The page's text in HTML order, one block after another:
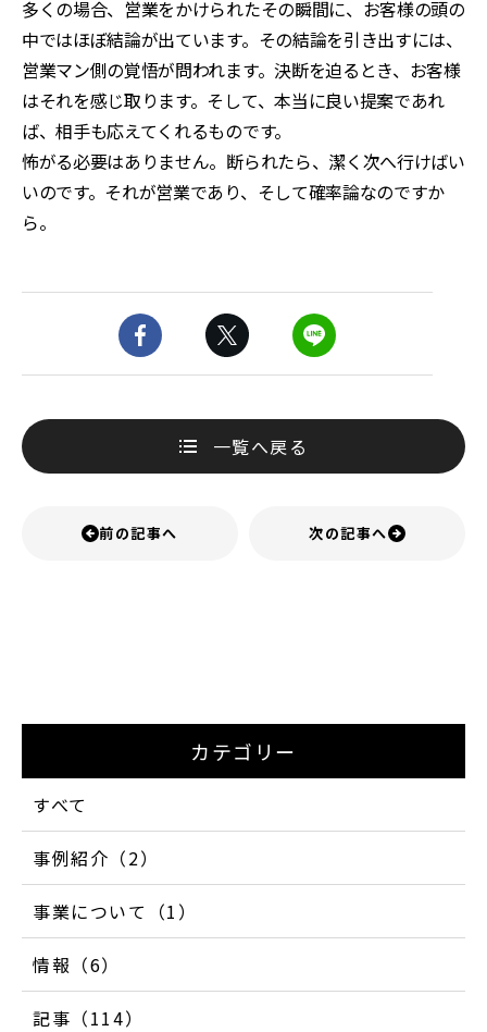
多くの場合、営業をかけられたその瞬間に、お客様の頭の
中ではほぼ結論が出ています。その結論を引き出すには、
営業マン側の覚悟が問われます。決断を迫るとき、お客様
はそれを感じ取ります。そして、本当に良い提案であれ
ば、相手も応えてくれるものです。
怖がる必要はありません。断られたら、潔く次へ行けばい
いのです。それが営業であり、そして確率論なのですか
ら。
前の記事へ
一覧へ戻る
次の記事へ
カテゴリー
すべて
事例紹介（2）
事業について（1）
情報（6）
記事（114）